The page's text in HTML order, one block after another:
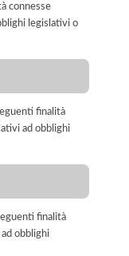
connesse
legislativi o
finalità
ad obblighi
finalità
obblighi